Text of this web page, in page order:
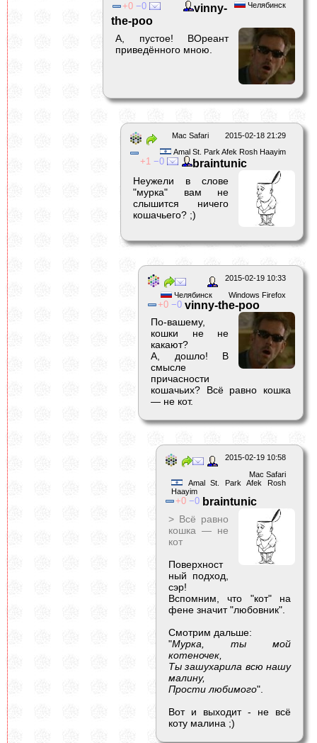
Челябинск
0 0
vinny-
the-poo
А, пустое! ВОреант
приведённого мною.
2015-02-18 21:29
Mac Safari
Amal St. Park Afek Rosh Haayim
1 0 braintunic
Неужели в слове
"мурка" вам не
слышится ничего
кошачьего? ;)
2015-02-19 10:33
Windows Firefox
Челябинск
0 0 vinny-the-poo
По-вашему,
кошки не не
какают?
А, дошло! В
смысле
причасности
кошачьих? Всё равно кошка
— не кот.
2015-02-19 10:58
Mac Safari
Amal St. Park Afek Rosh
Haayim
0 0 braintunic
> Всё равно
кошка — не
кот
Поверхност
ный подход,
сэр!
Вспомним, что "кот" на
фене значит "любовник".
Смотрим дальше:
"Мурка, ты мой
котеночек,
Ты зашухарила всю нашу
малину,
Прости любимого".
Вот и выходит - не всё
коту малина ;)